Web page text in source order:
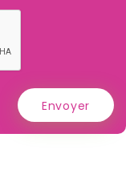
Envoyer